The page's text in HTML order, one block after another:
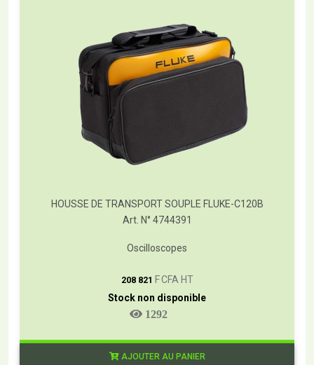
HOUSSE DE TRANSPORT SOUPLE FLUKE-C120B
Art. N° 4744391
Oscilloscopes
208 821 F CFA HT
Stock non disponible
1292
AJOUTER AU PANIER